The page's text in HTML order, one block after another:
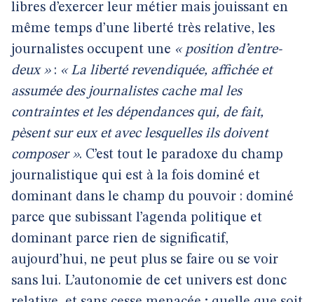
libres d’exercer leur métier mais jouissant en
même temps d’une liberté très relative, les
journalistes occupent une « position d’entre-
deux »: « La liberté revendiquée, affichée et
assumée des journalistes cache mal les
contraintes et les dépendances qui, de fait,
pèsent sur eux et avec lesquelles ils doivent
composer ». C’est tout le paradoxe du champ
journalistique qui est à la fois dominé et
dominant dans le champ du pouvoir : dominé
parce que subissant l’agenda politique et
dominant parce rien de significatif,
aujourd’hui, ne peut plus se faire ou se voir
sans lui. L’autonomie de cet univers est donc